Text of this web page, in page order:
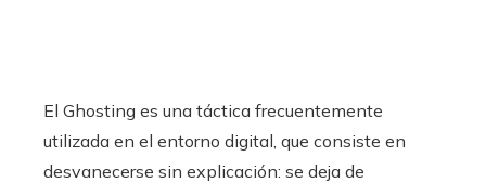
El Ghosting es una táctica frecuentemente
utilizada en el entorno digital, que consiste en
desvanecerse sin explicación: se deja de